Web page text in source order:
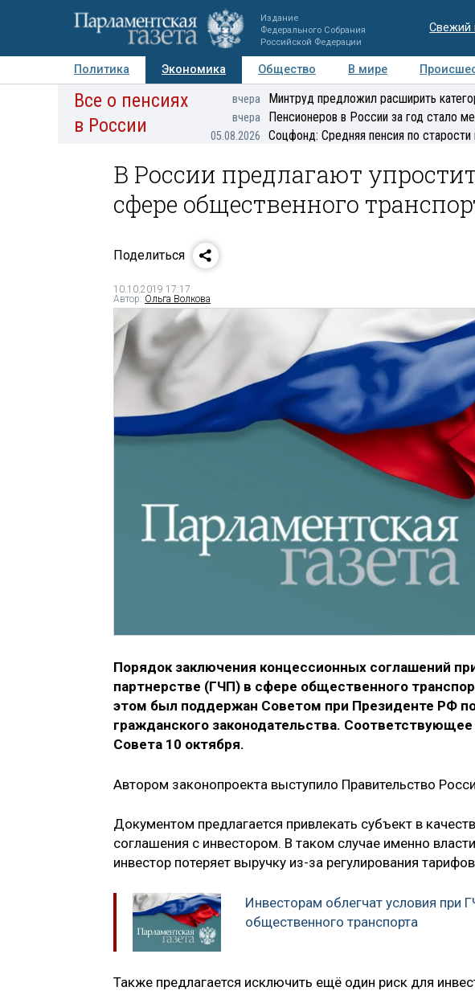
Издание
Федерального Собрания
Российской Федерации
Свежий
Политика Экономика Общество В мире
Авторы Персоны Мнения Регионы Медиацентр
Все о пенсиях
в России
вчера Минтруд предложил расширить
вчера Пенсионеров в России за год стало
05.08.2026 Соцфонд: Средняя пенсия по
В России предлагают
сфере общественного
Поделиться
10.10.2019 17:17
Автор: Ольга Волкова
Порядок заключения концессионных соглашений
партнерстве (ГЧП) в сфере общественного
этом был поддержан Советом при Президенте РФ
гражданского законодательства.
Совета 10 октября.
Автором законопроекта выступило Правительство
Документом предлагается привлекать субъект в
соглашения с инвестором. В таком случае именно
инвестор потеряет выручку из-за регулирования
Инвесторам облегчат условия при
общественного транспорта
Также предлагается исключить ещё один риск для